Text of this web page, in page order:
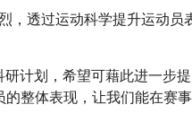
，透过运动科学提升运动
计划，希望可藉此进一步
整体表现，让我们能在赛